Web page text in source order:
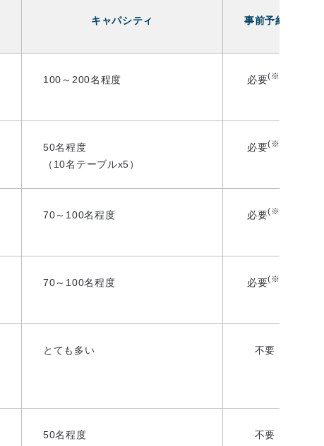
キャパシティ 事前予約
100～200名程度 必要(※)
50名程度
（10名テーブルx5）
必要(※)
70～100名程度 必要(※)
70～100名程度 必要(※)
とても多い 不要
50名程度 不要